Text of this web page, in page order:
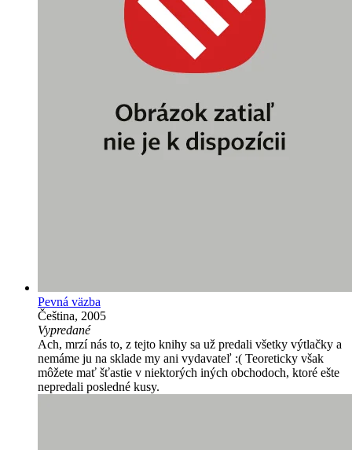
Pevná väzba
Čeština, 2005
Vypredané
Ach, mrzí nás to, z tejto knihy sa už predali všetky výtlačky a
nemáme ju na sklade my ani vydavateľ :( Teoreticky však
môžete mať šťastie v niektorých iných obchodoch, ktoré ešte
nepredali posledné kusy.